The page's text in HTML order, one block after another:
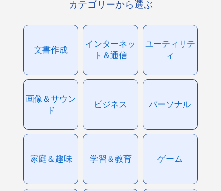
カテゴリーから選ぶ
文書作成
インターネッ
ト＆通信
ユーティリテ
ィ
画像＆サウン
ド
ビジネス パーソナル
家庭＆趣味 学習＆教育 ゲーム